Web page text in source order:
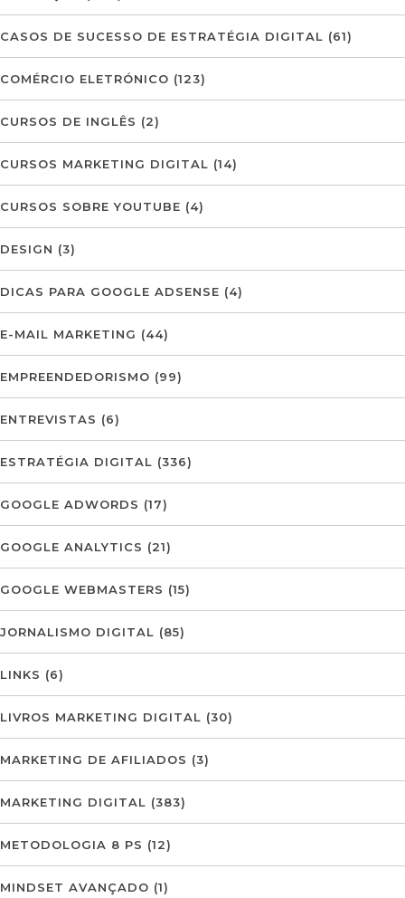
CASOS DE SUCESSO DE ESTRATÉGIA DIGITAL (61)
COMÉRCIO ELETRÓNICO (123)
CURSOS DE INGLÊS (2)
CURSOS MARKETING DIGITAL (14)
CURSOS SOBRE YOUTUBE (4)
DESIGN (3)
DICAS PARA GOOGLE ADSENSE (4)
E-MAIL MARKETING (44)
EMPREENDEDORISMO (99)
ENTREVISTAS (6)
ESTRATÉGIA DIGITAL (336)
GOOGLE ADWORDS (17)
GOOGLE ANALYTICS (21)
GOOGLE WEBMASTERS (15)
JORNALISMO DIGITAL (85)
LINKS (6)
LIVROS MARKETING DIGITAL (30)
MARKETING DE AFILIADOS (3)
MARKETING DIGITAL (383)
METODOLOGIA 8 PS (12)
MINDSET AVANÇADO (1)